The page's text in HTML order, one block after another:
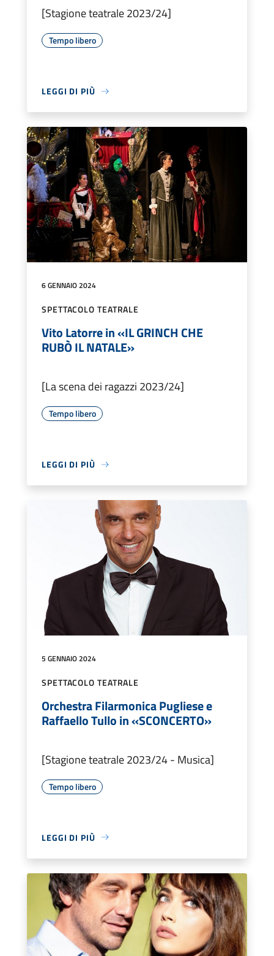
[Stagione teatrale 2023/24]
Tempo libero
LEGGI DI PIÙ
6 GENNAIO 2024
SPETTACOLO TEATRALE
Vito Latorre in «IL GRINCH CHE
RUBÒ IL NATALE»
[La scena dei ragazzi 2023/24]
Tempo libero
LEGGI DI PIÙ
5 GENNAIO 2024
SPETTACOLO TEATRALE
Orchestra Filarmonica Pugliese e
Raffaello Tullo in «SCONCERTO»
[Stagione teatrale 2023/24 - Musica]
Tempo libero
LEGGI DI PIÙ